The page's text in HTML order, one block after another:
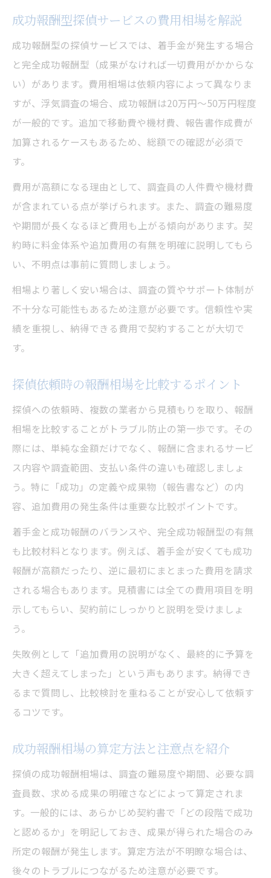
成功報酬型探偵サービスの費用相場を解説
成功報酬型の探偵サービスでは、着手金が発生する場合
と完全成功報酬型（成果がなければ一切費用がかからな
い）があります。費用相場は依頼内容によって異なりま
すが、浮気調査の場合、成功報酬は20万円～50万円程度
が一般的です。追加で移動費や機材費、報告書作成費が
加算されるケースもあるため、総額での確認が必須で
す。
費用が高額になる理由として、調査員の人件費や機材費
が含まれている点が挙げられます。また、調査の難易度
や期間が長くなるほど費用も上がる傾向があります。契
約時に料金体系や追加費用の有無を明確に説明してもら
い、不明点は事前に質問しましょう。
相場より著しく安い場合は、調査の質やサポート体制が
不十分な可能性もあるため注意が必要です。信頼性や実
績を重視し、納得できる費用で契約することが大切で
す。
探偵依頼時の報酬相場を比較するポイント
探偵への依頼時、複数の業者から見積もりを取り、報酬
相場を比較することがトラブル防止の第一歩です。その
際には、単純な金額だけでなく、報酬に含まれるサービ
ス内容や調査範囲、支払い条件の違いも確認しましょ
う。特に「成功」の定義や成果物（報告書など）の内
容、追加費用の発生条件は重要な比較ポイントです。
着手金と成功報酬のバランスや、完全成功報酬型の有無
も比較材料となります。例えば、着手金が安くても成功
報酬が高額だったり、逆に最初にまとまった費用を請求
される場合もあります。見積書には全ての費用項目を明
示してもらい、契約前にしっかりと説明を受けましょ
う。
失敗例として「追加費用の説明がなく、最終的に予算を
大きく超えてしまった」という声もあります。納得でき
るまで質問し、比較検討を重ねることが安心して依頼す
るコツです。
成功報酬相場の算定方法と注意点を紹介
探偵の成功報酬相場は、調査の難易度や期間、必要な調
査員数、求める成果の明確さなどによって算定されま
す。一般的には、あらかじめ契約書で「どの段階で成功
と認めるか」を明記しておき、成果が得られた場合のみ
所定の報酬が発生します。算定方法が不明瞭な場合は、
後々のトラブルにつながるため注意が必要です。